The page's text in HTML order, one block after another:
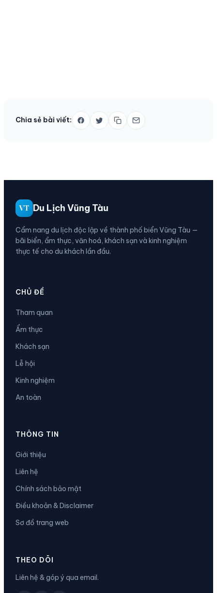
Chia sẻ bài viết:
VT Du Lịch Vũng Tàu
Cẩm nang du lịch độc lập về thành phố biển Vũng Tàu —
bãi biển, ẩm thực, văn hoá, khách sạn và kinh nghiệm
thực tế cho du khách lần đầu.
CHỦ ĐỀ
Tham quan
Ẩm thực
Khách sạn
Lễ hội
Kinh nghiệm
An toàn
THÔNG TIN
Giới thiệu
Liên hệ
Chính sách bảo mật
Điều khoản & Disclaimer
Sơ đồ trang web
THEO DÕI
Liên hệ & góp ý qua email.